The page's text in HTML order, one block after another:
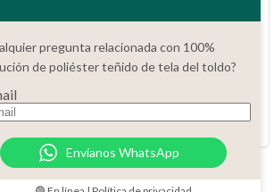
preguntas?
order@china-fabrics.net
pregunta relacionada con 100%
de poliéster teñido de tela del toldo?
Envíanos WhatsApp